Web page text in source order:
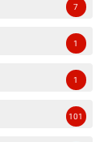
7
1
1
101